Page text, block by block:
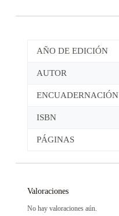
AÑO DE EDICIÓN
AUTOR
ENCUADERNACIÓN
ISBN
PÁGINAS
Valoraciones
No hay valoraciones aún.